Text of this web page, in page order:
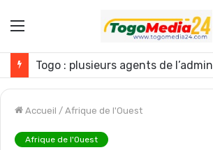
Menu
Accueil / Afrique de l'Ouest
Afrique de l'Ouest